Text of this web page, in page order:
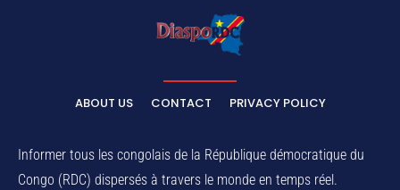
ABOUT US CONTACT PRIVACY POLICY
Informer tous les congolais de la République démocratique du
Congo (RDC) dispersés à travers le monde en temps réel.